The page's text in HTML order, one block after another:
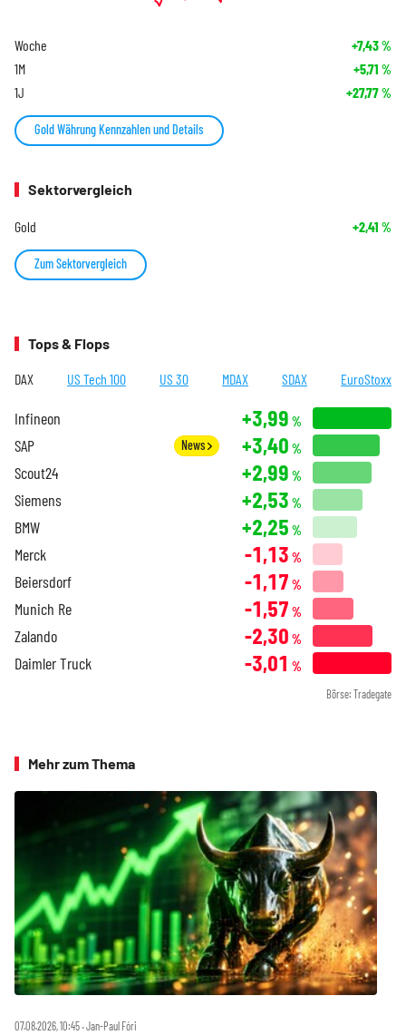
Woche +7,43%
1M +5,71 %
1J +27,77%
Gold Währung Kennzahlen und Details
Sektorvergleich
Gold +2,41 %
Zum Sektorvergleich
Tops & Flops
DAX US Tech 100 US 30 MDAX SDAX EuroStoxx
Infineon +3,99 %
SAP News +3,40 %
Scout24 +2,99 %
Siemens +2,53 %
BMW +2,25 %
Merck -1,13 %
Beiersdorf -1,17 %
Munich Re -1,57 %
Zalando -2,30 %
Daimler Truck -3,01 %
Börse: Tradegate
Mehr zum Thema
07.08.2026, 10:45 ‧ Jan-Paul Fóri